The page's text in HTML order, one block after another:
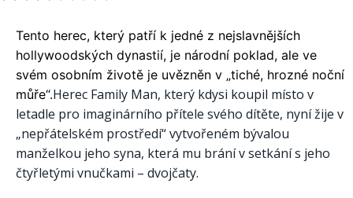
Tento herec, který patří k jedné z nejslavnějších
hollywoodských dynastií, je národní poklad, ale ve
svém osobním životě je uvězněn v „tiché, hrozné noční
můře“.Herec Family Man, který kdysi koupil místo v
letadle pro imaginárního přítele svého dítěte, nyní žije v
„nepřátelském prostředí“ vytvořeném bývalou
manželkou jeho syna, která mu brání v setkání s jeho
čtyřletými vnučkami – dvojčaty.